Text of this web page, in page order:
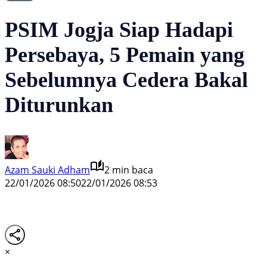
PSIM Jogja Siap Hadapi
Persebaya, 5 Pemain yang
Sebelumnya Cedera Bakal
Diturunkan
Azam Sauki Adham
2 min baca
22/01/2026 08:5022/01/2026 08:53
×